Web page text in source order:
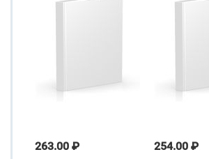
263.00 ₽ 254.00 ₽